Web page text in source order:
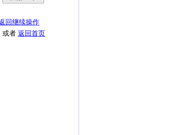
回继续操作
或者返回首页